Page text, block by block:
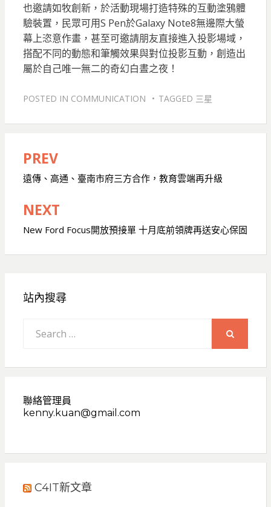
也邀請如牧創新，於活動現場打造特殊的互動塗鴉體
驗裝置，民眾可用S Pen於Galaxy Note8無邊際大螢
幕上恣意作畫，甚至可邀請朋友直接進入投影場域，
搭配不同的動態和筆觸效果與對位投影互動，創造出
屬於自己唯一無二的奇幻白晝之夜！
POSTED IN COMMUNICATION TAGGED 三星
文
章
導
覽
PREV
遠傳、高通、臺南市府三方合作，教育雲端再升級
NEXT
New Ford Focus開放預接單 十月底前領牌再送安心保固
站內搜尋
for:
聯絡管理員
kenny.kuan@gmail.com
C4IT新文章